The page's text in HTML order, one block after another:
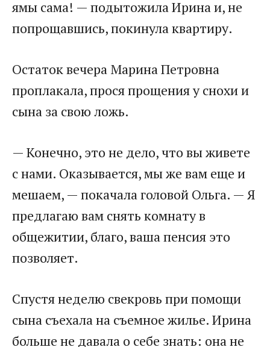
ямы сама! — подытожила Ирина и, не
попрощавшись, покинула квартиру.
Остаток вечера Марина Петровна
проплакала, прося прощения у снохи и
сына за свою ложь.
— Конечно, это не дело, что вы живете
с нами. Оказывается, мы же вам еще и
мешаем, — покачала головой Ольга. — Я
предлагаю вам снять комнату в
общежитии, благо, ваша пенсия это
позволяет.
Спустя неделю свекровь при помощи
сына съехала на съемное жилье. Ирина
больше не давала о себе знать: она не